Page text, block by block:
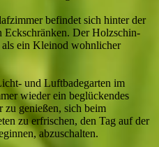
befindet sich hinter der
Eck­schränken. Der Holzschin­
als ein Kleinod wohnlicher
und Luftbadegarten im
wieder ein beglücken­des
zu genießen, sich beim
zu erfrischen, den Tag auf der
abzuschalten.